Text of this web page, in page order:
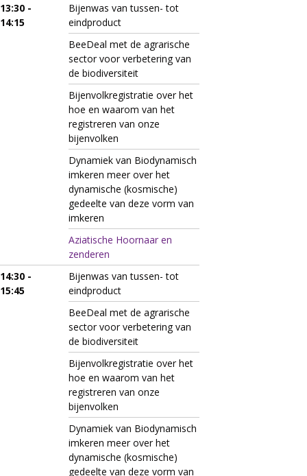
13:30 -
14:15
Bijenwas van tussen- tot
eindproduct
BeeDeal met de agrarische
sector voor verbetering van
de biodiversiteit
Bijenvolkregistratie over het
hoe en waarom van het
registreren van onze
bijenvolken
Dynamiek van Biodynamisch
imkeren meer over het
dynamische (kosmische)
gedeelte van deze vorm van
imkeren
Aziatische Hoornaar en
zenderen
14:30 -
15:45
Bijenwas van tussen- tot
eindproduct
BeeDeal met de agrarische
sector voor verbetering van
de biodiversiteit
Bijenvolkregistratie over het
hoe en waarom van het
registreren van onze
bijenvolken
Dynamiek van Biodynamisch
imkeren meer over het
dynamische (kosmische)
gedeelte van deze vorm van